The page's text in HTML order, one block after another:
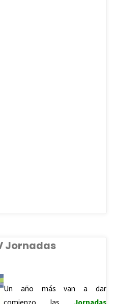
Jornadas
Un año más van a dar